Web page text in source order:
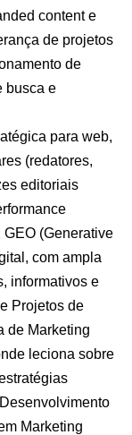
content e
de projetos
de
busca e
para web,
(redatores,
editoriais
(Generative
com ampla
informativos e
Projetos de
de Marketing
leciona sobre
Marketing